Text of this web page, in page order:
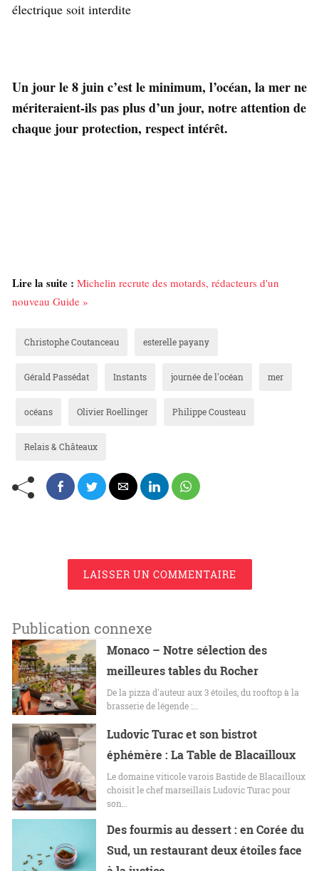
électrique soit interdite
Un jour le 8 juin c’est le minimum, l’océan, la mer ne
mériteraient-ils pas plus d’un jour, notre attention de
chaque jour protection, respect intérêt.
Lire la suite : Michelin recrute des motards, rédacteurs d'un
nouveau Guide »
Christophe Coutanceau esterelle payany
Gérald Passédat Instants journée de l'océan mer
océans Olivier Roellinger Philippe Cousteau
Relais & Châteaux
LAISSER UN COMMENTAIRE
Publication connexe
Monaco – Notre sélection des
meilleures tables du Rocher
De la pizza d'auteur aux 3 étoiles, du rooftop à la
brasserie de légende :…
Ludovic Turac et son bistrot
éphémère : La Table de Blacailloux
Le domaine viticole varois Bastide de Blacailloux
choisit le chef marseillais Ludovic Turac pour
son…
Des fourmis au dessert : en Corée du
Sud, un restaurant deux étoiles face